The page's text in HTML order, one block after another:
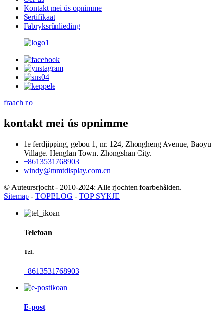
Kontakt mei ús opnimme
Sertifikaat
Fabryksrûnlieding
fraach no
kontakt mei ús opnimme
1e ferdjipping, gebou 1, nr. 124, Zhongheng Avenue, Baoyu
Village, Henglan Town, Zhongshan City.
+8613531768903
windy@mmtdisplay.com.cn
© Auteursrjocht - 2010-2024: Alle rjochten foarbehâlden.
Sitemap - TOPBLOG - TOP SYKJE
Telefoan
Tel.
+8613531768903
E-post